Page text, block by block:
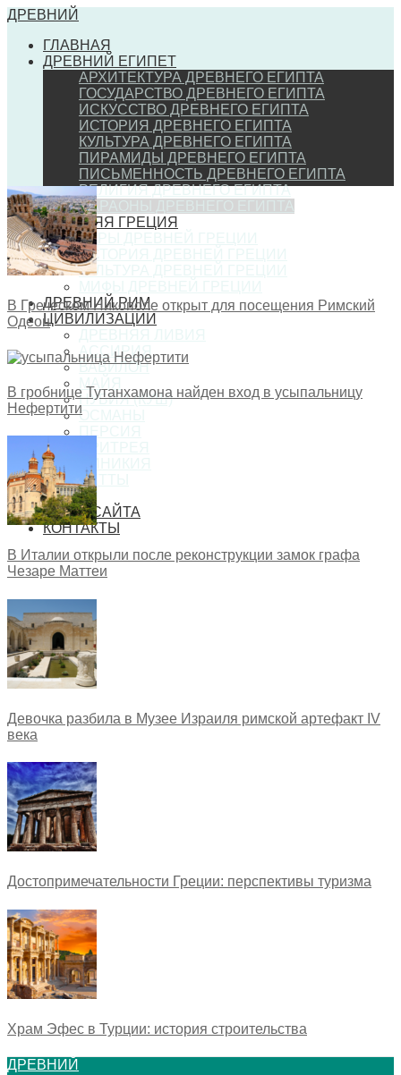
ДРЕВНИЙ
ГЛАВНАЯ
ДРЕВНИЙ ЕГИПЕТ
АРХИТЕКТУРА ДРЕВНЕГО ЕГИПТА
ГОСУДАРСТВО ДРЕВНЕГО ЕГИПТА
ИСКУССТВО ДРЕВНЕГО ЕГИПТА
ИСТОРИЯ ДРЕВНЕГО ЕГИПТА
КУЛЬТУРА ДРЕВНЕГО ЕГИПТА
ПИРАМИДЫ ДРЕВНЕГО ЕГИПТА
ПИСЬМЕННОСТЬ ДРЕВНЕГО ЕГИПТА
РЕЛИГИЯ ДРЕВНЕГО ЕГИПТА
ФАРАОНЫ ДРЕВНЕГО ЕГИПТА
ДРЕВНЯЯ ГРЕЦИЯ
ИГРЫ ДРЕВНЕЙ ГРЕЦИИ
ИСТОРИЯ ДРЕВНЕЙ ГРЕЦИИ
КУЛЬТУРА ДРЕВНЕЙ ГРЕЦИИ
ДРЕВНИЙ РИМ
ЦИВИЛИЗАЦИИ
АССИРИЯ
ВАВИЛОН
МАЙЯ
НУБИЯ (КУШ)
ОСМАНЫ
ФИНИКИЯ
ХЕТТЫ
ФОРУМ
КАРТА САЙТА
КОНТАКТЫ
В Греческом Никополе открыт для посещения Римский
Одеон
В гробнице Тутанхамона найден вход в усыпальницу
Нефертити
В Италии открыли после реконструкции замок графа
Чезаре Маттеи
Девочка разбила в Музее Израиля римской артефакт IV
века
Достопримечательности Греции: перспективы туризма
Храм Эфес в Турции: история строительства
ДРЕВНИЙ